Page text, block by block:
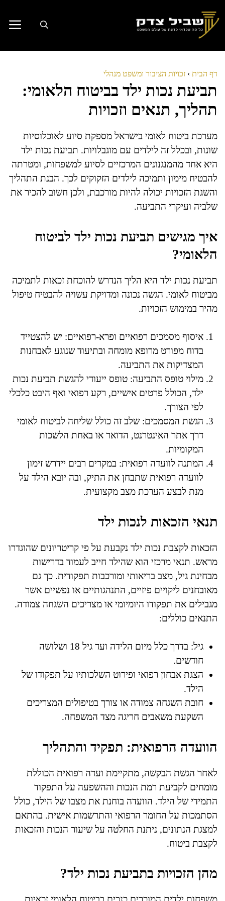
לתוכן
דף הבית › זכויות הציבור ומשפט מנהלי
תביעת נכות ילד בביטוח הלאומי:
תהליך, תנאים וזכויות
מערכת ביטוח לאומי בישראל מספקת סיוע לאוכלוסיות
שונות, ובכלל זה לילדים עם מוגבלויות. תביעת נכות ילד
היא אחד מהמנגנונים המרכזיים לסיוע למשפחות, ומטרתה
להבטיח מימון ותמיכה לילדים הזקוקים לכך. הבנת התהליך
והשגת הזכויות יכולה להיות מורכבת, ולכן חשוב להכיר את
שלביה ועיקרי התביעה.
איך מגישים תביעת נכות ילד לביטוח
הלאומי?
תביעת נכות ילד היא הליך הנדרש להוכחת זכאות לתמיכה
מביטוח לאומי. הגשה נכונה ומדויקת עשויה להבטיח טיפול
מהיר במימוש הזכויות.
איסוף מסמכים רפואיים ופרא-רפואיים: יש להצטייד
בדוח מפורט מרופא מומחה ובתיעוד שנוגע לאבחנות
המצדיקות את התביעה.
מילוי טופס התביעה: טופס ייעודי להגשת תביעת נכות
ילד, הכולל פרטים אישיים, רקע רפואי ואף היבט כלכלי
לפי הצורך.
הגשת המסמכים: שלב זה כולל שליחה לביטוח לאומי
דרך אתר האינטרנט, הדואר או באחת הלשכות
המקומיות.
המתנה לוועדה רפואית: במקרים רבים יידרש זימון
לוועדה רפואית שתבחן את התיק, ובה יובא הילד על
מנת לבצע הערכת מצב מקצועית.
תנאי הזכאות לנכות ילד
הזכאות לקצבת נכות ילד נקבעת על פי קריטריונים שהוגדרו
מראש. תנאי מרכזי הוא שהילד חייב לעמוד בדרישות
מבחינת גיל, מצב בריאותי ומורכבות תפקודית. כך גם
מאובחנים ליקויים פיזיים, התנהגותיים או נפשיים אשר
מגבילים את תפקודו היומיומי או מצריכים השגחה צמודה.
התנאים כוללים:
גיל: בדרך כלל מיום הלידה ועד גיל 18 ושלושה
חודשים.
הצגת אבחון רפואי ופירוט השלכותיו על תפקודו של
הילד.
חובת השגחה צמודה או צורך בטיפולים המצריכים
השקעת משאבים חריגה מצד המשפחה.
הוועדה הרפואית: תפקיד והתהליך
לאחר הגשת הבקשה, מתקיימת ועדה רפואית הכוללת
מומחים לקביעת רמת הנכות וההשפעה על התפקוד
התמידי של הילד. הוועדה בוחנת את מצבו של הילד, כולל
הסתמכות על החומר הרפואי והתרשמות אישית. בהתאם
למצגת הנתונים, ניתנת החלטה על שיעור הנכות והזכאות
לקצבת ביטוח.
מהן הזכויות בתביעת נכות ילד?